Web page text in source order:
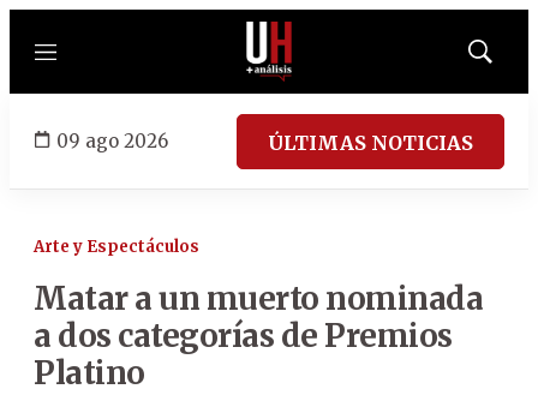
Menú
Mostrar
09 ago 2026 ÚLTIMAS NOTICIAS
Arte y Espectáculos
Matar a un muerto nominada
a dos categorías de Premios
Platino